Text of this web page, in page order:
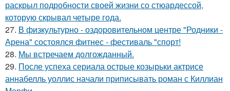
раскрыл подробности своей жизни со стюардессой,
которую скрывал четыре года.
27. В физкультурно - оздоровительном центре "Родники -
Арена" состоялся фитнес - фестиваль "спорт!
28. Мы встречаем долгожданный.
29. После успеха сериала острые козырьки актрисе
аннабелль уоллис начали приписывать роман с Киллиан